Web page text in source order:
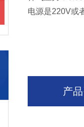
电源是220V或
产